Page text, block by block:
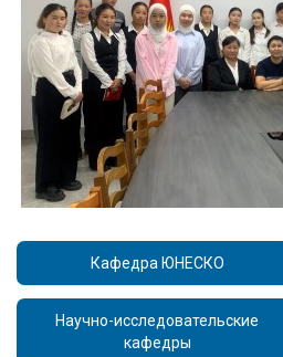
Кафедра ЮНЕСКО
Научно-исследовательские
кафедры